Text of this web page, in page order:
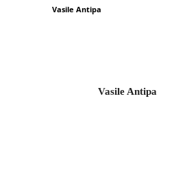
Vasile Antipa
Vasile Antipa